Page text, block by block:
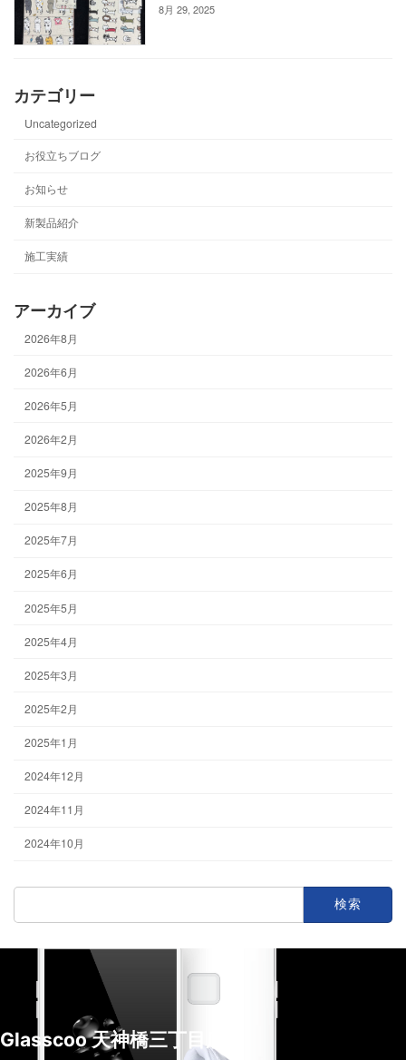
8月 29, 2025
カテゴリー
Uncategorized
お役立ちブログ
お知らせ
新製品紹介
施工実績
アーカイブ
2026年8月
2026年6月
2026年5月
2026年2月
2025年9月
2025年8月
2025年7月
2025年6月
2025年5月
2025年4月
2025年3月
2025年2月
2025年1月
2024年12月
2024年11月
2024年10月
検
Glasscoo 天神橋三丁目店